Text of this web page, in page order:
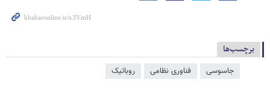
برچسب‌ها
جاسوسی فناوری نظامی روباتیک